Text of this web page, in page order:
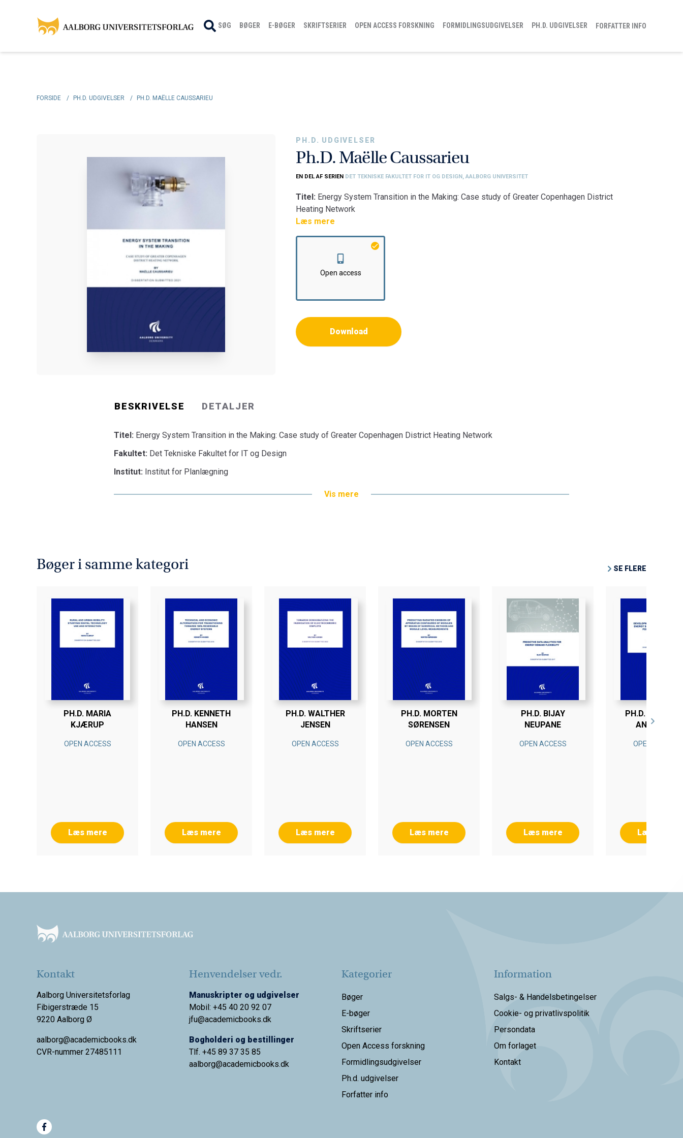
SØG BØGER E-BØGER SKRIFTSERIER OPEN ACCESS FORSKNING FORMIDLINGSUDGIVELSER PH.D. UDGIVELSER FORFATTER INFO
FORSIDE / PH.D. UDGIVELSER / PH.D. MAËLLE CAUSSARIEU
PH.D. UDGIVELSER
Ph.D. Maëlle Caussarieu
EN DEL AF SERIEN DET TEKNISKE FAKULTET FOR IT OG DESIGN, AALBORG UNIVERSITET
Titel: Energy System Transition in the Making: Case study of Greater Copenhagen District
Heating Network
Fakultet:Det Tekniske Fakultet for IT og Design
Institut:Institut for Planlægning
Læs mere
Open access
Download
BESKRIVELSE DETALJER
Titel: Energy System Transition in the Making: Case study of Greater Copenhagen District Heating Network
Fakultet: Det Tekniske Fakultet for IT og Design
Institut: Institut for Planlægning
Vis mere
Bøger i samme kategori SE FLERE
PH.D. MARIA
KJÆRUP
OPEN ACCESS
Læs mere
PH.D. KENNETH
HANSEN
OPEN ACCESS
Læs mere
PH.D. WALTHER
JENSEN
OPEN ACCESS
Læs mere
PH.D. MORTEN
SØRENSEN
OPEN ACCESS
Læs mere
PH.D. BIJAY
NEUPANE
OPEN ACCESS
Læs mere
PH.D. ANDERS
ANDERSEN
OPEN ACCESS
Læs mere
Kontakt
Aalborg Universitetsforlag
Fibigerstræde 15
9220 Aalborg Ø
aalborg@academicbooks.dk
CVR-nummer 27485111
Henvendelser vedr.
Manuskripter og udgivelser
Mobil: +45 40 20 92 07
jfu@academicbooks.dk
Bogholderi og bestillinger
Tlf. +45 89 37 35 85
aalborg@academicbooks.dk
Kategorier
Bøger
E-bøger
Skriftserier
Open Access forskning
Formidlingsudgivelser
Ph.d. udgivelser
Forfatter info
Information
Salgs- & Handelsbetingelser
Cookie- og privatlivspolitik
Persondata
Om forlaget
Kontakt